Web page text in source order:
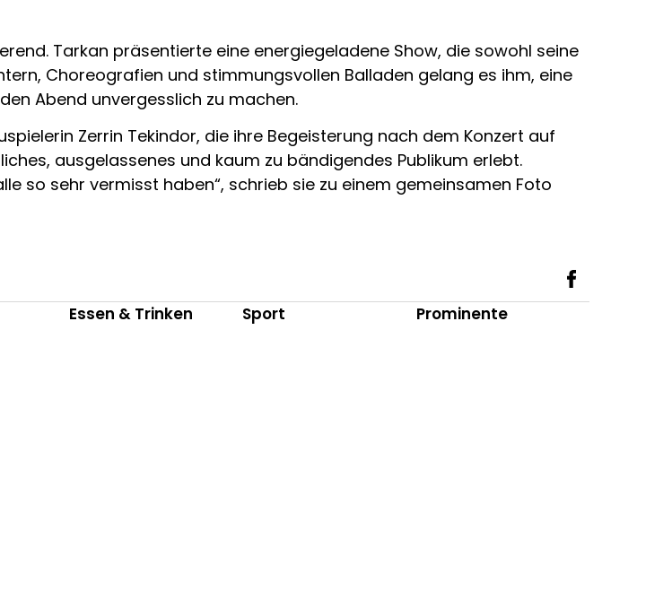
Tarkan präsentierte eine energiegeladene Show, die sowohl seine
Choreografien und stimmungsvollen Balladen gelang es ihm, eine
Abend unvergesslich zu machen.
Zerrin Tekindor, die ihre Begeisterung nach dem Konzert auf
ausgelassenes und kaum zu bändigendes Publikum erlebt.
so sehr vermisst haben“, schrieb sie zu einem gemeinsamen Foto
Essen & Trinken Sport Prominente